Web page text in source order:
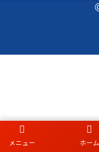
メニュー ホーム